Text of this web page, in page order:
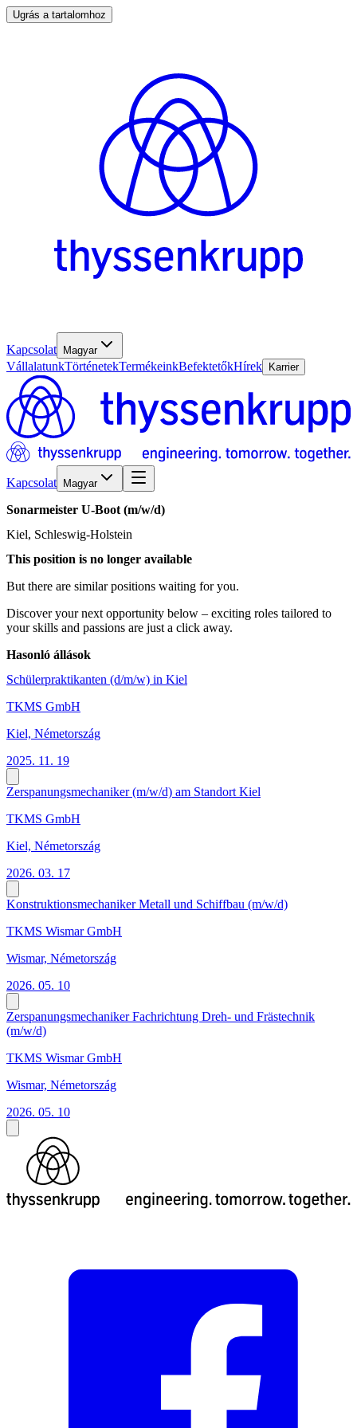
Ugrás a tartalomhoz
Kapcsolat Magyar
VállalatunkTörténetekTermékeinkBefektetőkHírek Karrier
Kapcsolat Magyar
Sonarmeister U-Boot (m/w/d)
Kiel, Schleswig-Holstein
This position is no longer available
But there are similar positions waiting for you.
Discover your next opportunity below – exciting roles tailored to
your skills and passions are just a click away.
Hasonló állások
Schülerpraktikanten (d/m/w) in Kiel
TKMS GmbH
Kiel, Németország
2025. 11. 19
Zerspanungsmechaniker (m/w/d) am Standort Kiel
TKMS GmbH
Kiel, Németország
2026. 03. 17
Konstruktionsmechaniker Metall und Schiffbau (m/w/d)
TKMS Wismar GmbH
Wismar, Németország
2026. 05. 10
Zerspanungsmechaniker Fachrichtung Dreh- und Frästechnik
(m/w/d)
TKMS Wismar GmbH
Wismar, Németország
2026. 05. 10